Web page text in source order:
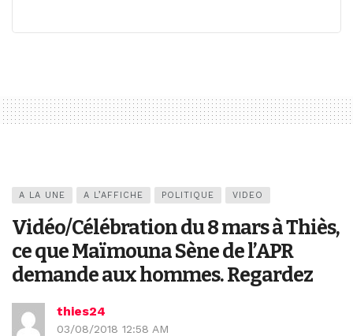
A LA UNE A L’AFFICHE POLITIQUE VIDEO
Vidéo/Célébration du 8 mars à Thiès,
ce que Maïmouna Sène de l’APR
demande aux hommes. Regardez
thies24
03/08/2018 12:58 AM